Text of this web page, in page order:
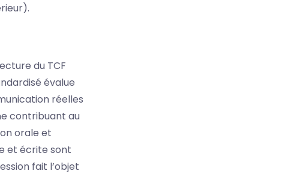
du TCF
évalue
réelles
contribuant au
orale et
et écrite sont
fait l’objet